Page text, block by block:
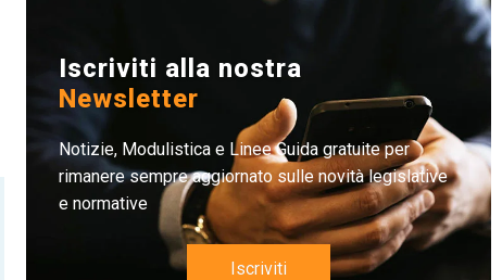
Iscriviti alla nostra
Newsletter
Notizie, Modulistica e Linee Guida gratuite per
rimanere sempre aggiornato sulle novità legislative
e normative
Iscriviti